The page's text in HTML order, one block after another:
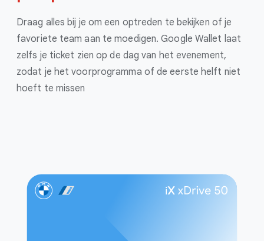
Draag alles bij je om een optreden te bekijken of je
favoriete team aan te moedigen. Google Wallet laat
zelfs je ticket zien op de dag van het evenement,
zodat je het voorprogramma of de eerste helft niet
hoeft te missen